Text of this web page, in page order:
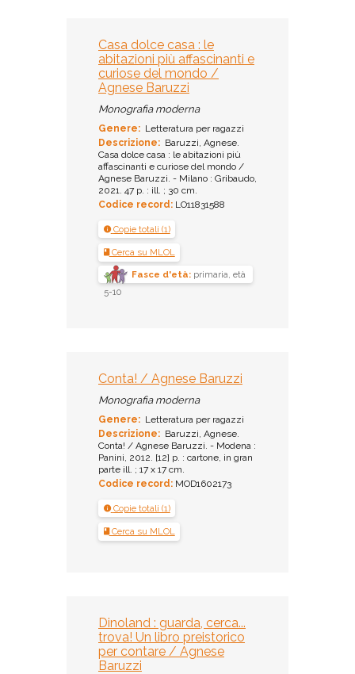
Casa dolce casa : le
abitazioni più affascinanti e
curiose del mondo /
Agnese Baruzzi
Monografia moderna
Genere: Letteratura per ragazzi
Descrizione: Baruzzi, Agnese.
Casa dolce casa : le abitazioni più
affascinanti e curiose del mondo /
Agnese Baruzzi. - Milano : Gribaudo,
2021. 47 p. : ill. ; 30 cm.
Codice record: LO11831588
Copie totali (1)
Cerca su MLOL
Fasce d'età:primaria, età
5-10
Conta! / Agnese Baruzzi
Monografia moderna
Genere: Letteratura per ragazzi
Descrizione: Baruzzi, Agnese.
Conta! / Agnese Baruzzi. - Modena :
Panini, 2012. [12] p. : cartone, in gran
parte ill. ; 17 x 17 cm.
Codice record: MOD1602173
Copie totali (1)
Cerca su MLOL
Dinoland : guarda, cerca...
trova! Un libro preistorico
per contare / Agnese
Baruzzi